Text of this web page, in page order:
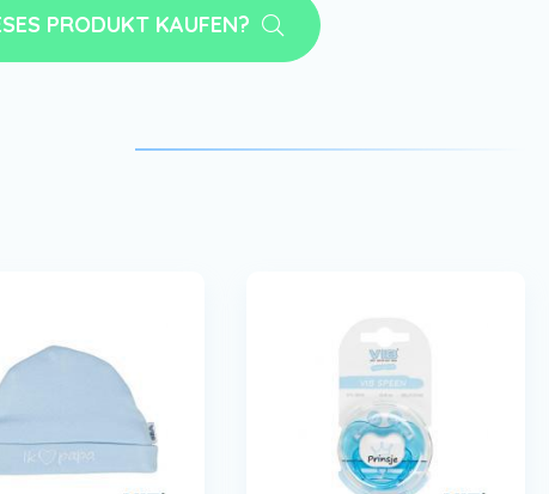
PRODUKT KAUFEN?